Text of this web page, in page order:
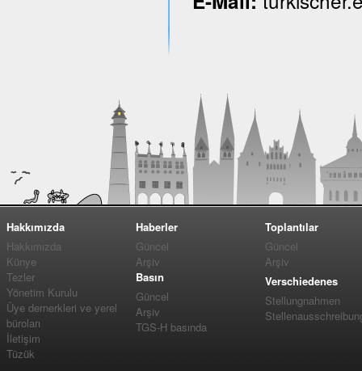
Hakkımızda
Hakkımızda
Künye
Tezler
Yönetim Kurulu
Üye dernerkleri ve yerel
büroları
İletişim
Tüzük
Haberler
Güncel
Arşiv
Basın
Güncel
Arşiv
TGS-H basında
Toplantılar
Güncel
Arşiv
Verschiedenes
Stellungnahmen